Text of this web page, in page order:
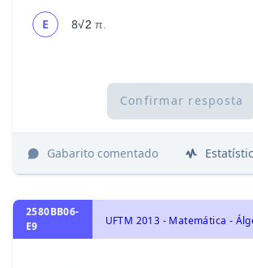
E 8√2 π.
Confirmar resposta
Gabarito comentado
2580BB06-
E9